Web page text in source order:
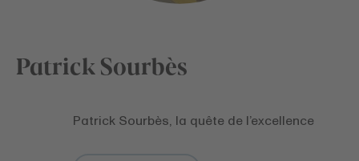
Patrick Sourbès
Patrick Sourbès, la quête de l’excellence